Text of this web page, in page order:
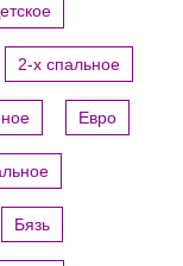
2-х спальное
Евро
Бязь